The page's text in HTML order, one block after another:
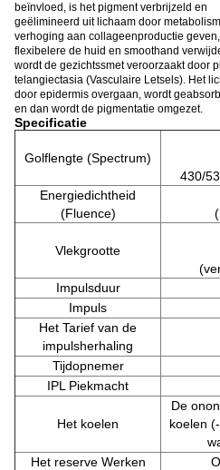
beïnvloed, is het pigment verbrijzeld en
geëlimineerd uit lichaam door
verhoging aan collageenproductie
flexibelere de huid en smoothand
wordt de gezichtssmet veroorzaakt door
telangiectasia (Vasculaire Letsels). Het
door epidermis overgaan, wordt
en dan wordt de pigmentatie omgezet.
Specificatie
Golflengte (Spectrum)
430/
Energiedichtheid
(Fluence)
Vlekgrootte
Impulsduur
Impuls
Het Tarief van de
impulsherhaling
Tijdopnemer
IPL Piekmacht
Het koelen
De
koelen
Het reserve Werken